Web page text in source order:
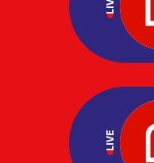
LIVE